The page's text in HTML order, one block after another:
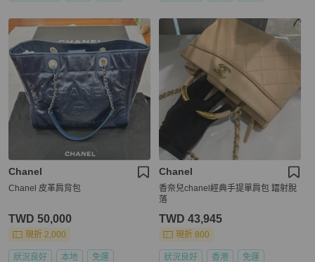
Chanel
Chanel 皮革肩背包
TWD 50,000
現折 2,000
狀況良好 本地 免運
Chanel
香奈兒chanel經典手提單肩包 鐳射脫
落
TWD 43,945
現折 800
狀況良好 香港 免運